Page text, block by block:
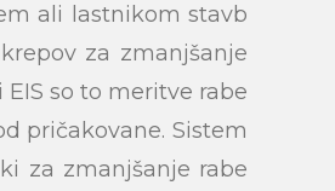
ali lastnikom stavb
za zmanjšanje
so to meritve rabe
pričakovane. Sistem
za zmanjšanje rabe